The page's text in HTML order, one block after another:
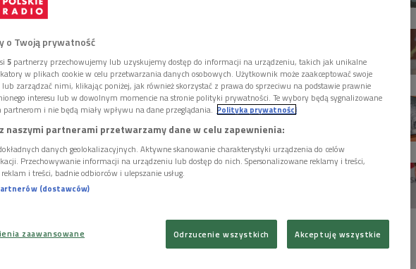
Towarzystwo Muzyczne im. H. Wieniawskiego
o Twoją prywatność
5 partnerzy przechowujemy lub uzyskujemy dostęp do informacji na urządzeniu, takich jak unikalne
w plikach cookie w celu przetwarzania danych osobowych. Użytkownik może zaakceptować swoje
zarządzać nimi, klikając poniżej, jak również skorzystać z prawa do sprzeciwu na podstawie prawnie
interesu lub w dowolnym momencie na stronie polityki prywatności. Te wybory będą sygnalizowane
partnerom i nie będą miały wpływu na dane przeglądania. Polityka prywatności
naszymi partnerami przetwarzamy dane w celu zapewnienia:
danych geolokalizacyjnych. Aktywne skanowanie charakterystyki urządzenia do celów
Przechowywanie informacji na urządzeniu lub dostęp do nich. Spersonalizowane reklamy i treści,
i treści, badnie odbiorców i ulepszanie usług.
(dostawców)
zaawansowane Odrzucenie wszystkich Akceptuję wszystkie